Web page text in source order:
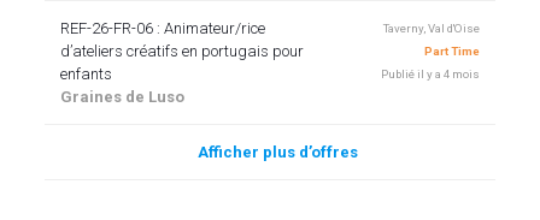
REF-26-FR-06 : Animateur/rice
d’ateliers créatifs en portugais pour
enfants
Graines de Luso
Taverny, Val d'Oise
Part Time
Publié il y a 4 mois
Afficher plus d’offres